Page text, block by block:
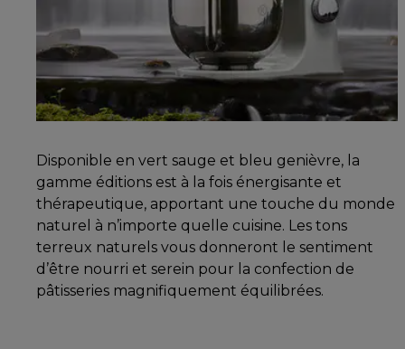
Disponible en vert sauge et bleu genièvre, la
gamme éditions est à la fois énergisante et
thérapeutique, apportant une touche du monde
naturel à n’importe quelle cuisine. Les tons
terreux naturels vous donneront le sentiment
d’être nourri et serein pour la confection de
pâtisseries magnifiquement équilibrées.